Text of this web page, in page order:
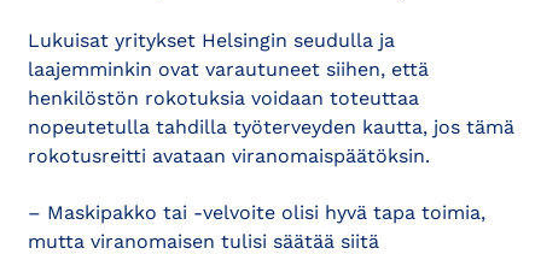
Lukuisat yritykset Helsingin seudulla ja
laajemminkin ovat varautuneet siihen, että
henkilöstön rokotuksia voidaan toteuttaa
nopeutetulla tahdilla työterveyden kautta, jos tämä
rokotusreitti avataan viranomaispäätöksin.
– Maskipakko tai -velvoite olisi hyvä tapa toimia,
mutta viranomaisen tulisi säätää siitä